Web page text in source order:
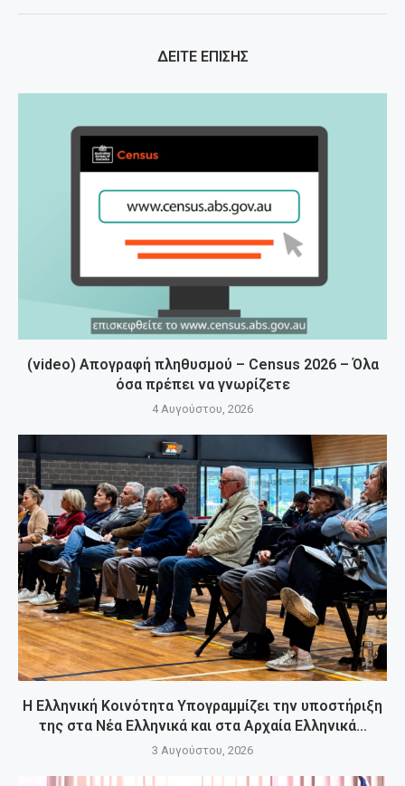
ΔΕΙΤΕ ΕΠΙΣΗΣ
(video) Απογραφή πληθυσμού – Census 2026 – Όλα
όσα πρέπει να γνωρίζετε
4 Αυγούστου, 2026
Η Ελληνική Κοινότητα Υπογραμμίζει την υποστήριξη
της στα Νέα Ελληνικά και στα Αρχαία Ελληνικά...
3 Αυγούστου, 2026